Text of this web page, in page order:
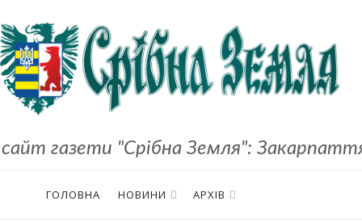
газети "Срібна Земля":
ГОЛОВНА НОВИНИ АРХІВ